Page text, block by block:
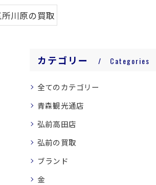
川原の買取
カテゴリー Categories
全てのカテゴリー
青森観光通店
弘前高田店
弘前の買取
ブランド
金